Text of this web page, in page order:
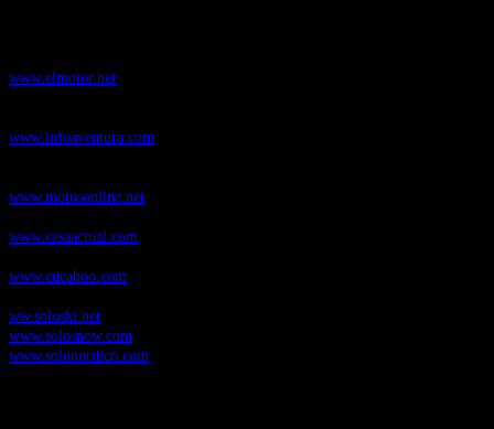
www.elmotor.net
www.infoaventura.com
www.motosonline.net
www.casaactual.com
www.cucaboo.com
ww.soloski.net
www.solosnow.com
www.solonordico.com